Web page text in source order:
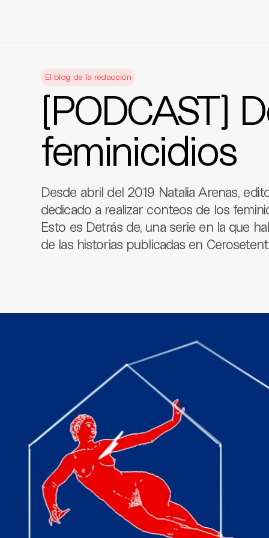
El blog de la redacción
[PODCAST]
feminicidios
Desde abril del 2019 Natalia Arenas,
dedicado a realizar conteos de los
Esto es Detrás de, una serie en la que
de las historias publicadas en